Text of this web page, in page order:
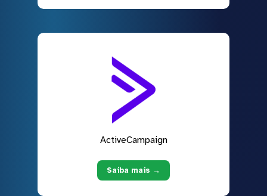
ActiveCampaign
Saiba mais →